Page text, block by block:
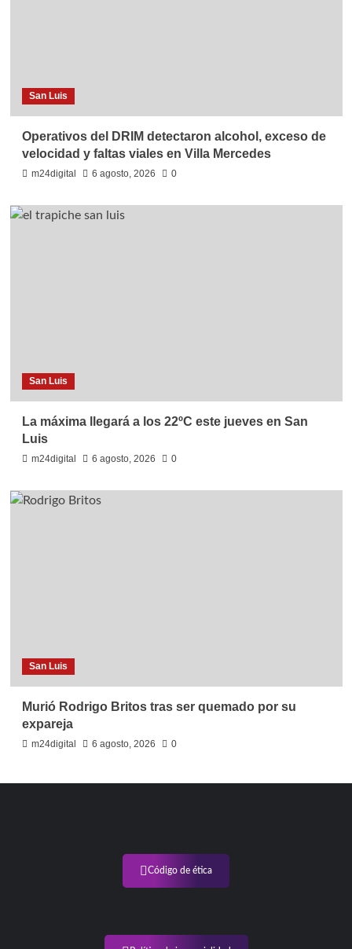
San Luis
Operativos del DRIM detectaron alcohol, exceso de
velocidad y faltas viales en Villa Mercedes
m24digital 6 agosto, 2026 0
San Luis
La máxima llegará a los 22ºC este jueves en San
Luis
m24digital 6 agosto, 2026 0
San Luis
Murió Rodrigo Britos tras ser quemado por su
expareja
m24digital 6 agosto, 2026 0
Código de ética